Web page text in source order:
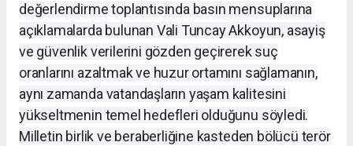
değerlendirme toplantısında basın mensuplarına
açıklamalarda bulunan Vali Tuncay Akkoyun, asayiş
ve güvenlik verilerini gözden geçirerek suç
oranlarını azaltmak ve huzur ortamını sağlamanın,
aynı zamanda vatandaşların yaşam kalitesini
yükseltmenin temel hedefleri olduğunu söyledi.
Milletin birlik ve beraberliğine kasteden bölücü terör